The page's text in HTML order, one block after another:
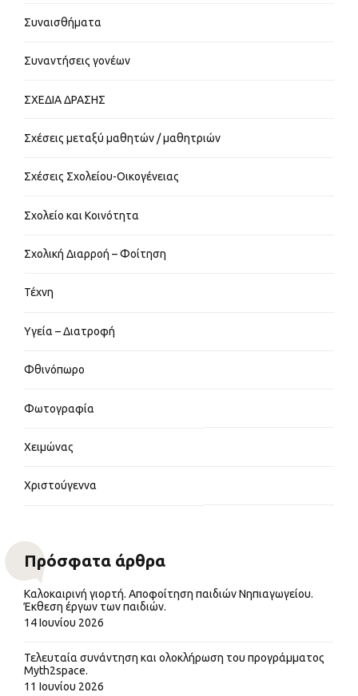
Συναισθήματα
Συναντήσεις γονέων
ΣΧΕΔΙΑ ΔΡΑΣΗΣ
Σχέσεις μεταξύ μαθητών / μαθητριών
Σχέσεις Σχολείου-Οικογένειας
Σχολείο και Κοινότητα
Σχολική Διαρροή – Φοίτηση
Τέχνη
Υγεία – Διατροφή
Φθινόπωρο
Φωτογραφία
Χειμώνας
Χριστούγεννα
Πρόσφατα άρθρα
Καλοκαιρινή γιορτή. Αποφοίτηση παιδιών Νηπιαγωγείου.
Έκθεση έργων των παιδιών.
14 Ιουνίου 2026
Τελευταία συνάντηση και ολοκλήρωση του προγράμματος
Myth2space.
11 Ιουνίου 2026